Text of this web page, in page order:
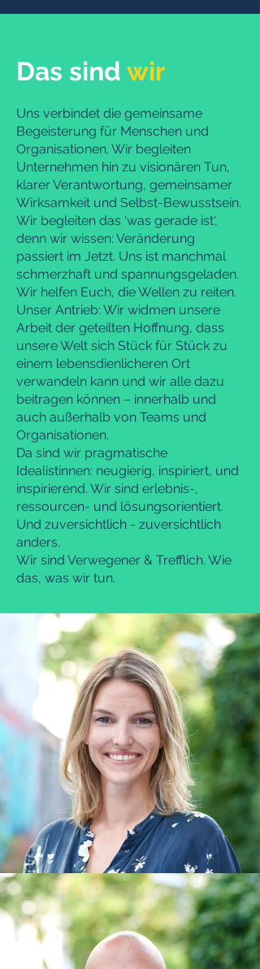
Das sind wir
Uns verbindet die gemeinsame
Begeisterung für Menschen und
Organisationen. Wir begleiten
Unternehmen hin zu visionären Tun,
klarer Verantwortung, gemeinsamer
Wirksamkeit und Selbst-Bewusstsein.
Wir begleiten das 'was gerade ist‘,
denn wir wissen: Veränderung
passiert im Jetzt. Uns ist manchmal
schmerzhaft und spannungsgeladen.
Wir helfen Euch, die Wellen zu reiten.
Unser Antrieb: Wir widmen unsere
Arbeit der geteilten Hoffnung, dass
unsere Welt sich Stück für Stück zu
einem lebensdienlicheren Ort
verwandeln kann und wir alle dazu
beitragen können – innerhalb und
auch außerhalb von Teams und
Organisationen.
Da sind wir pragmatische
Idealistinnen: neugierig, inspiriert, und
inspirierend. Wir sind erlebnis-,
ressourcen- und lösungsorientiert.
Und zuversichtlich - zuversichtlich
anders.
Wir sind Verwegener & Trefflich. Wie
das, was wir tun.